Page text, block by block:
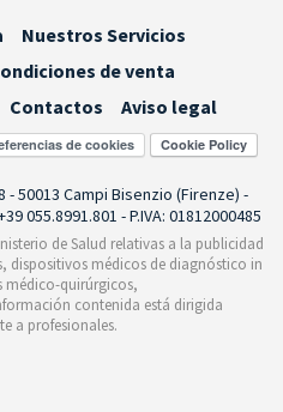
Nuestros Servicios
de venta
Contactos
Aviso legal
de cookies
- 50013 Campi Bisenzio (Firenze) -
055.8991.801 - P.IVA: 01812000485
de Salud relativas a la publicidad
dispositivos médicos de diagnóstico in
quirúrgicos,
contenida está dirigida
a profesionales.